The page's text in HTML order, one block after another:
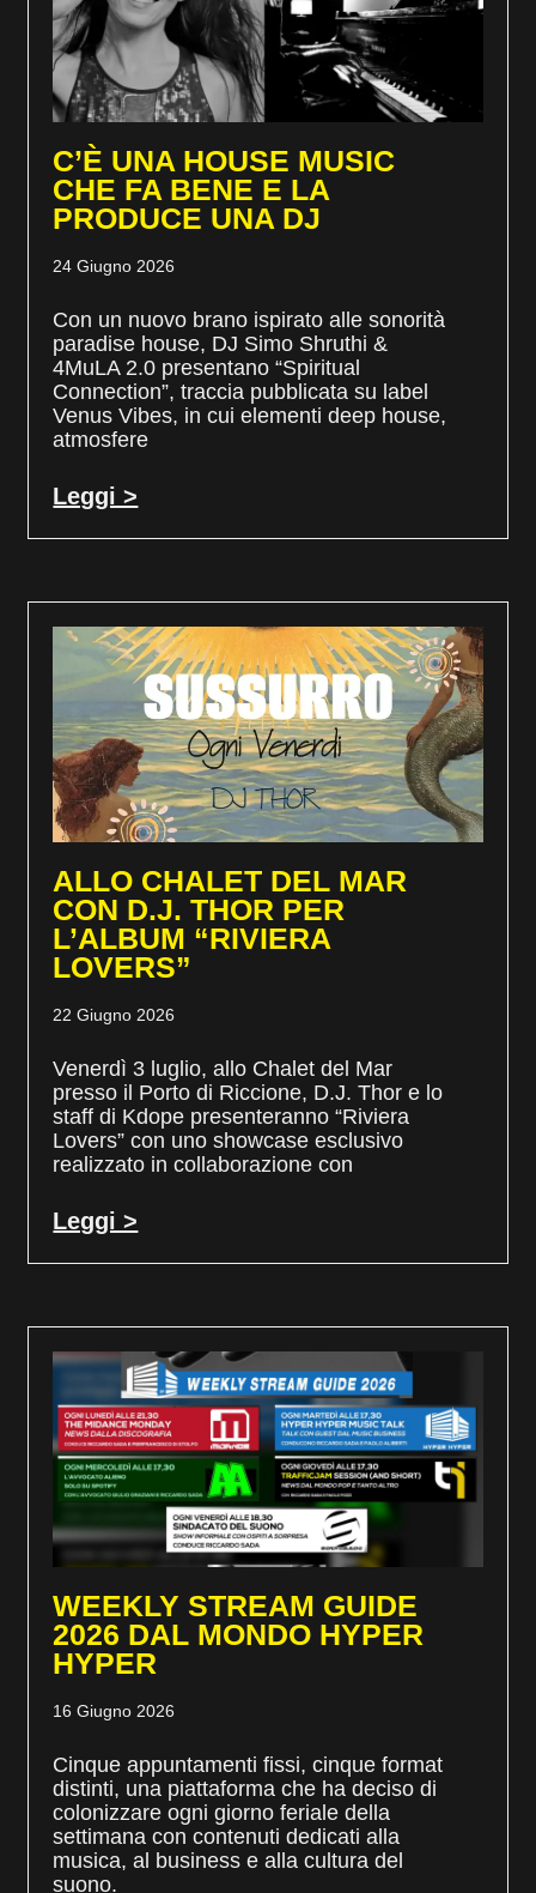
C’È UNA HOUSE MUSIC
CHE FA BENE E LA
PRODUCE UNA DJ
24 Giugno 2026
Con un nuovo brano ispirato alle sonorità
paradise house, DJ Simo Shruthi &
4MuLA 2.0 presentano “Spiritual
Connection”, traccia pubblicata su label
Venus Vibes, in cui elementi deep house,
atmosfere
Leggi >
ALLO CHALET DEL MAR
CON D.J. THOR PER
L’ALBUM “RIVIERA
LOVERS”
22 Giugno 2026
Venerdì 3 luglio, allo Chalet del Mar
presso il Porto di Riccione, D.J. Thor e lo
staff di Kdope presenteranno “Riviera
Lovers” con uno showcase esclusivo
realizzato in collaborazione con
Leggi >
WEEKLY STREAM GUIDE
2026 DAL MONDO HYPER
HYPER
16 Giugno 2026
Cinque appuntamenti fissi, cinque format
distinti, una piattaforma che ha deciso di
colonizzare ogni giorno feriale della
settimana con contenuti dedicati alla
musica, al business e alla cultura del
suono.